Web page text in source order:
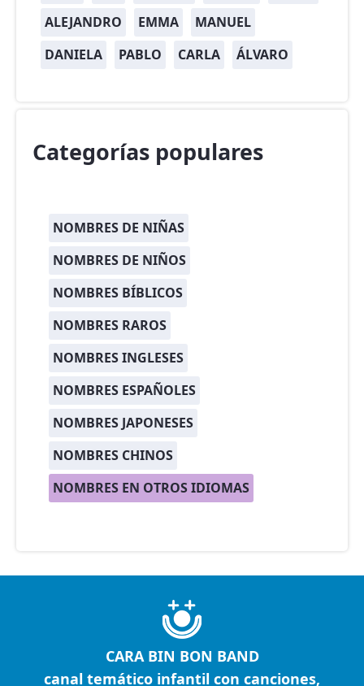
ALEJANDRO
EMMA
MANUEL
DANIELA
PABLO CARLA ÁLVARO
Categorías populares
NOMBRES DE NIÑAS
NOMBRES DE NIÑOS
NOMBRES BÍBLICOS
NOMBRES RAROS
NOMBRES INGLESES
NOMBRES ESPAÑOLES
NOMBRES JAPONESES
NOMBRES CHINOS
NOMBRES EN OTROS IDIOMAS
CARA BIN BON BAND
canal temático infantil con canciones,